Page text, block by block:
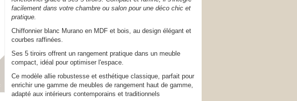
facilement dans votre chambre ou salon pour une déco chic et
pratique.
Chiffonnier blanc Murano en MDF et bois, au design élégant et
courbes raffinées.
Ses 5 tiroirs offrent un rangement pratique dans un meuble
compact, idéal pour optimiser l'espace.
Ce modèle allie robustesse et esthétique classique, parfait pour
enrichir une gamme de meubles de rangement haut de gamme,
adapté aux intérieurs contemporains et traditionnels